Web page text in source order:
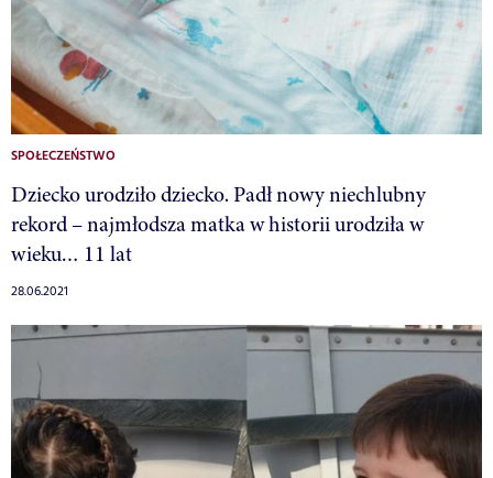
SPOŁECZEŃSTWO
Dziecko urodziło dziecko. Padł nowy niechlubny
rekord – najmłodsza matka w historii urodziła w
wieku… 11 lat
28.06.2021